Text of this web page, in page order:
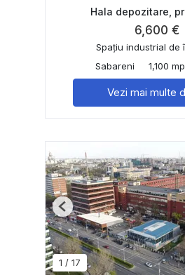
Hala depozitare,
6,600 €
Spațiu industrial de
Sabareni
1,100 mp
Vezi mai multe
1 / 17
Previous